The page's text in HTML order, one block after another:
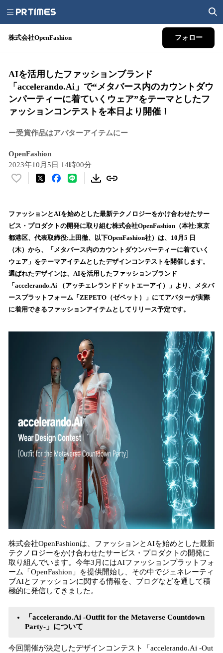
株式会社OpenFashion フォロー
AIを活用したファッションブランド
「accelerando.Ai」で“メタバース内のカウントダウ
ンパーティーに着ていくウェア”をテーマとしたフ
ァッションコンテストを本日より開催！
ー受賞作品はアバターアイテムにー
OpenFashion
2023年10月5日 14時00分
い
！
数
を
読
み
込
み
中
で
す
ファッションとAIを始めとした最新テクノロジーをかけ合わせたサー
ビス・プロダクトの開発に取り組む株式会社OpenFashion（本社:東京
都港区、代表取締役:上田徹、以下OpenFashion社）は、10月5 日
（木）から、「メタバース内のカウントダウンパーティーに着ていく
ウェア」をテーマアイテムとしたデザインコンテストを開催します。
選ばれたデザインは、AIを活用したファッションブランド
「accelerando.Ai （アッチェレランドドットエーアイ）」より、メタバ
ースプラットフォーム「ZEPETO（ゼペット）」にてアバターが実際
に着用できるファッションアイテムとしてリリース予定です。
株式会社OpenFashionは、ファッションとAIを始めとした最新
テクノロジーをかけ合わせたサービス・プロダクトの開発に
取り組んでいます。今年3月にはAIファッションプラットフォ
ーム「OpenFashion」を提供開始し、その中でジェネレーティ
ブAIとファッションに関する情報を、ブログなどを通して積
極的に発信してきました。
「accelerando.Ai -Outfit for the Metaverse Countdown
Party-」について
今回開催が決定したデザインコンテスト「accelerando.Ai -Out